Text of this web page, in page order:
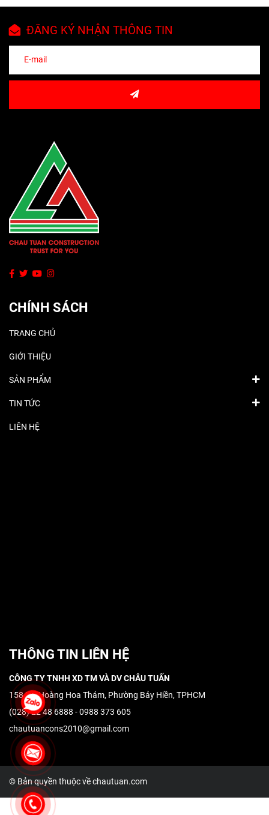
chuyển hàng hóa.
kỹ thuật như tốc độ vận tải,
ĐĂNG KÝ NHẬN THÔNG TIN
CHÍNH SÁCH
TRANG CHỦ
GIỚI THIỆU
SẢN PHẨM
TIN TỨC
LIÊN HỆ
THÔNG TIN LIÊN HỆ
CÔNG TY TNHH XD TM VÀ DV CHÂU TUẤN
158/22 Hoàng Hoa Thám, Phường Bảy Hiền, TPHCM
(028) 22 48 6888 - 0988 373 605
chautuancons2010@gmail.com
© Bản quyền thuộc về chautuan.com